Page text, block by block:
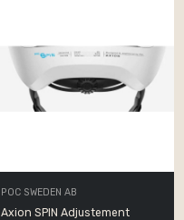
POC SWEDEN AB
Axion SPIN Adjustement